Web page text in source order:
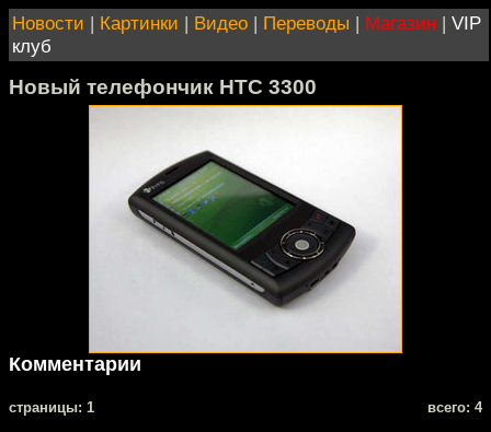
Новости | Картинки | Видео | Переводы | Магазин | VIP
клуб
Новый телефончик HTC 3300
Комментарии
cтраницы: 1 всего: 4